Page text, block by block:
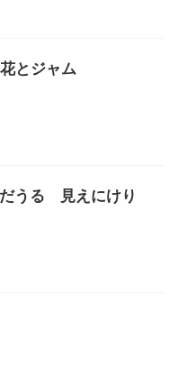
とジャム
うる 見えにけり